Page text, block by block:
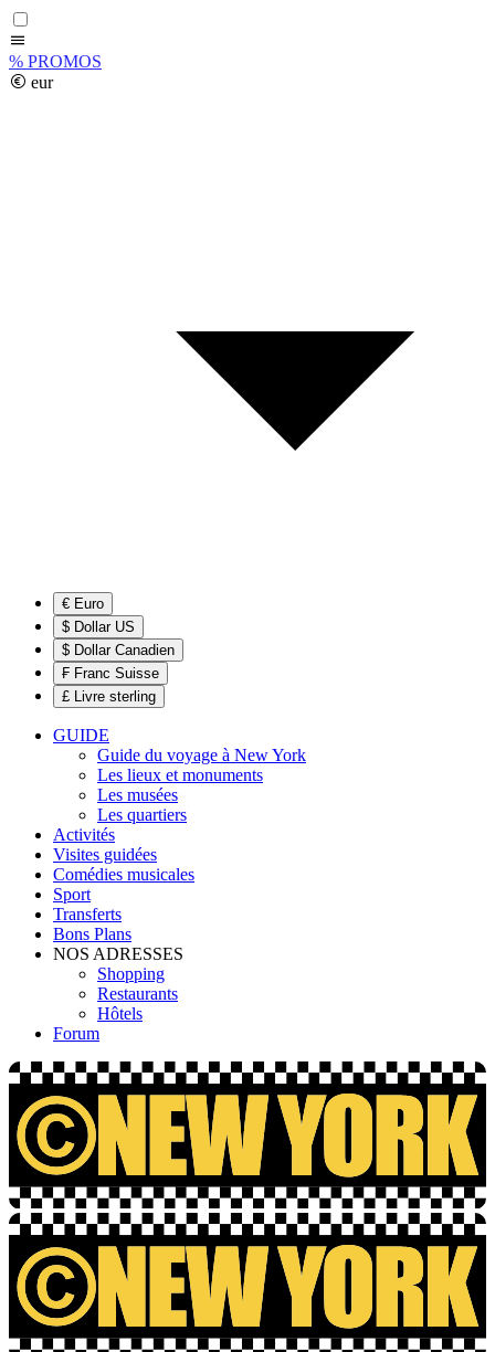
% PROMOS
eur
€ Euro
$ Dollar US
$ Dollar Canadien
₣ Franc Suisse
£ Livre sterling
GUIDE
Guide du voyage à New York
Les lieux et monuments
Les musées
Les quartiers
Activités
Visites guidées
Comédies musicales
Sport
Transferts
Bons Plans
NOS ADRESSES
Shopping
Restaurants
Hôtels
Forum